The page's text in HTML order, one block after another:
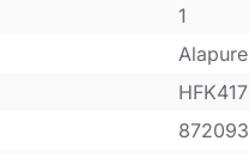
1
Alapure